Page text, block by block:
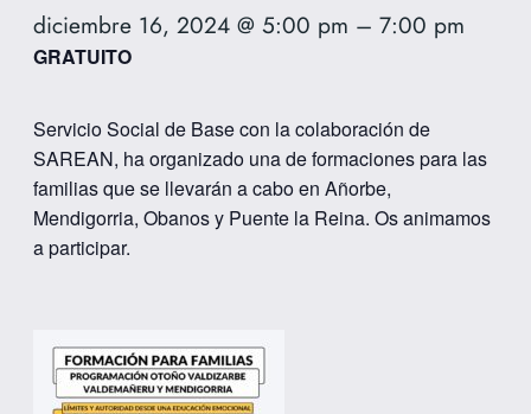
diciembre 16, 2024 @ 5:00 pm – 7:00 pm
GRATUITO
Servicio Social de Base con la colaboración de
SAREAN, ha organizado una de formaciones para las
familias que se llevarán a cabo en Añorbe,
Mendigorria, Obanos y Puente la Reina. Os animamos
a participar.